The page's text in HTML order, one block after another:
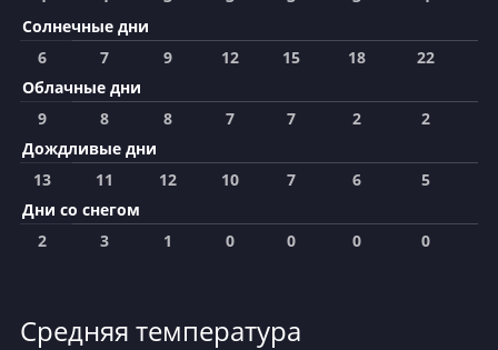
Солнечные дни
6
7 9 12 15 18 22
Облачные дни
9
8 8 7 7 2 2
Дождливые дни
13
11 12 10 7 6 5
Дни со снегом
2
3 1 0 0 0 0
Средняя температура